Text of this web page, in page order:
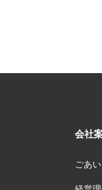
会社
ごあ